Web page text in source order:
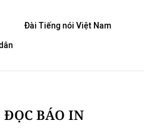
Đài Tiếng nói Việt Nam
ĐỌC BÁO IN